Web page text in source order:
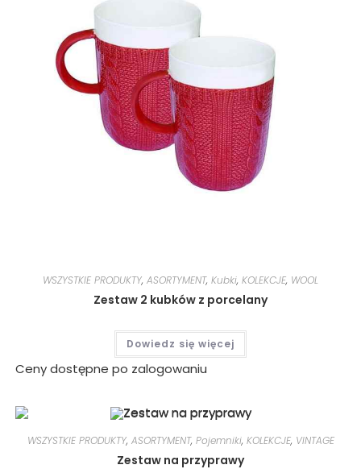
WSZYSTKIE PRODUKTY, ASORTYMENT, Kubki, KOLEKCJE, WOOL
Zestaw 2 kubków z porcelany
Dowiedz się więcej
Ceny dostępne po zalogowaniu
WSZYSTKIE PRODUKTY, ASORTYMENT, Pojemniki, KOLEKCJE, VINTAGE
Zestaw na przyprawy